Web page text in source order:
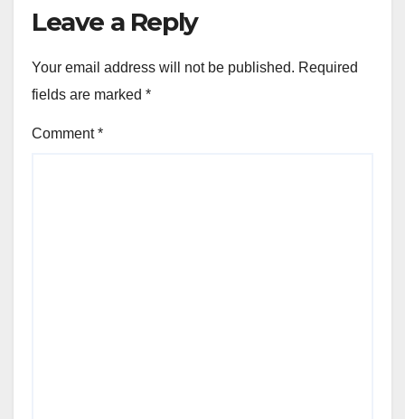
Leave a Reply
Your email address will not be published. Required
fields are marked *
Comment*